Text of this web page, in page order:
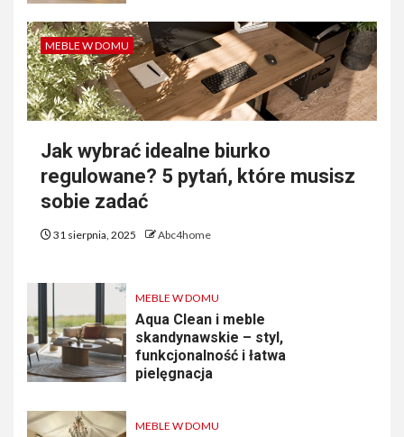
MEBLE W DOMU
Jak wybrać idealne biurko
regulowane? 5 pytań, które musisz
sobie zadać
31 sierpnia, 2025 Abc4home
MEBLE W DOMU
Aqua Clean i meble
skandynawskie – styl,
funkcjonalność i łatwa
pielęgnacja
MEBLE W DOMU